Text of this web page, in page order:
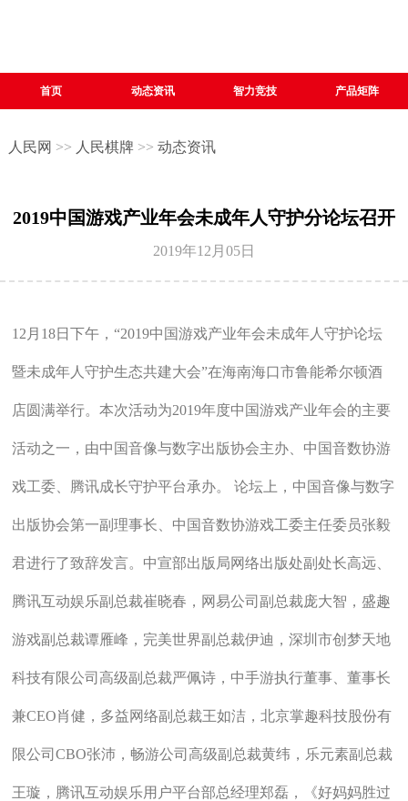
首页 动态资讯 智力竞技 产品矩阵
人民网 >> 人民棋牌>> 动态资讯
2019中国游戏产业年会未成年人守护分论坛召开
2019年12月05日
12月18日下午，“2019中国游戏产业年会未成年人守护论坛
暨未成年人守护生态共建大会”在海南海口市鲁能希尔顿酒
店圆满举行。本次活动为2019年度中国游戏产业年会的主要
活动之一，由中国音像与数字出版协会主办、中国音数协游
戏工委、腾讯成长守护平台承办。 论坛上，中国音像与数字
出版协会第一副理事长、中国音数协游戏工委主任委员张毅
君进行了致辞发言。中宣部出版局网络出版处副处长高远、
腾讯互动娱乐副总裁崔晓春，网易公司副总裁庞大智，盛趣
游戏副总裁谭雁峰，完美世界副总裁伊迪，深圳市创梦天地
科技有限公司高级副总裁严佩诗，中手游执行董事、董事长
兼CEO肖健，多益网络副总裁王如洁，北京掌趣科技股份有
限公司CBO张沛，畅游公司高级副总裁黄纬，乐元素副总裁
王璇，腾讯互动娱乐用户平台部总经理郑磊，《好妈妈胜过